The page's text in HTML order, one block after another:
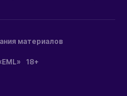
18+
материалов